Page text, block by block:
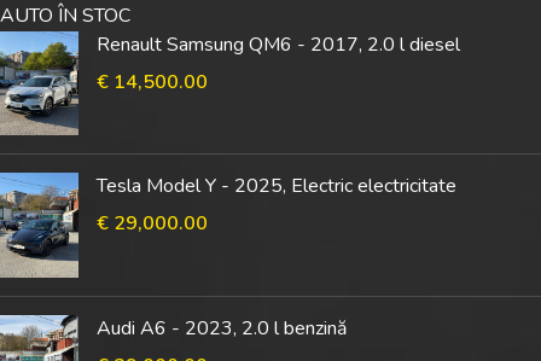
AUTO ÎN STOC
Renault Samsung QM6 - 2017, 2.0 l diesel
€ 14,500.00
Tesla Model Y - 2025, Electric electricitate
€ 29,000.00
Audi A6 - 2023, 2.0 l benzină